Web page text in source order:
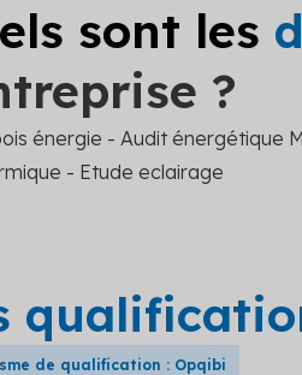
sont les
?
énergie - Audit énergétique
- Etude eclairage
de qualification : Opqibi